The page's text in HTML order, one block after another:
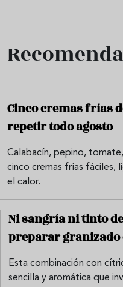
Cinco cremas frías
repetir todo agosto
Calabacín, pepino,
cinco cremas frías fáciles,
el calor.
Ni sangría ni tinto
preparar granizado
Esta combinación con
sencilla y aromática que